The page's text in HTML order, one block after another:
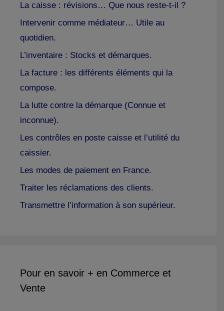
La caisse : révisions… Que nous reste-t-il ?
Intervenir comme médiateur… Utile au
quotidien.
L’inventaire : Stocks et démarques.
La facture : les différents éléments qui la
compose.
La lutte contre la démarque (Connue et
inconnue).
Les contrôles en poste caisse et l’utilité du
caissier.
Les modes de paiement en France.
Traiter les réclamations des clients.
Transmettre l’information à son supérieur.
Pour en savoir + en Commerce et
Vente